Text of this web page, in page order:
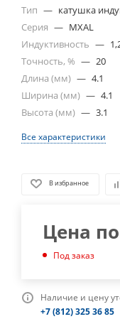
Тип — катушка
Серия — MXAL
Индуктивность —
Точность, % — 20
Длина (мм) — 4.1
Ширина (мм) — 4.1
Высота (мм) — 3.1
Все характеристики
В избранное
Цена
Под заказ
Наличие и цену
+7 (812) 325 36 85